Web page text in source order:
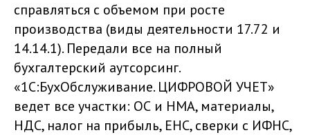
справляться с объемом при росте
производства (виды деятельности 17.72 и
14.14.1). Передали все на полный
бухгалтерский аутсорсинг.
«1С:БухОбслуживание. ЦИФРОВОЙ УЧЕТ»
ведет все участки: ОС и НМА, материалы,
НДС, налог на прибыль, ЕНС, сверки с ИФНС,